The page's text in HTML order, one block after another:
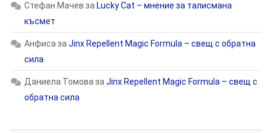
Стефан Мачев за Lucky Cat – мнение за талисмана
късмет
Анфиса за Jinx Repellent Magic Formula – свещ с обратна
сила
Даниела Томова за Jinx Repellent Magic Formula – свещ с
обратна сила